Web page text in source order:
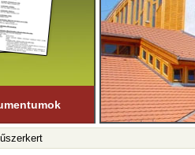
napok száma:
nap
félév
23-igtart.
4.: 10
5.: 11 45- 12 30
6.: 1240 - 13
7.: 1345 - 1430
8.: 1435- 1520
9.: 15 20- 1605